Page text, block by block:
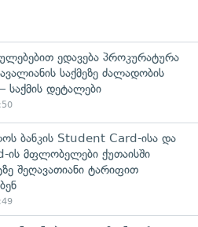
ედავება პროკურატურა
საქმეზე ძალადობის
საქმის დეტალები
ბანკის Student Card-ისა და
ის მფლობელები ქუთაისში
შეღავათიანი ტარიფით